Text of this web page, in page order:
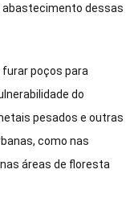
abastecimento dessas
poços para
do
pesados e outras
como nas
áreas de floresta